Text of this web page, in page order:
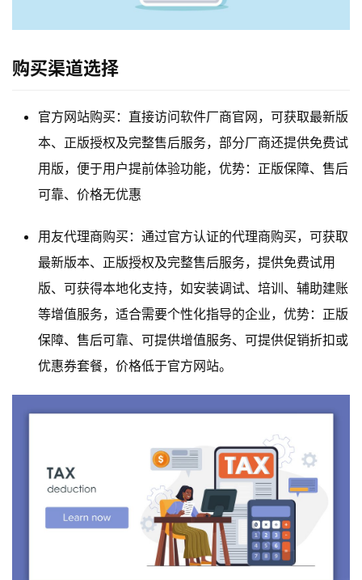
购买渠道选择
官方网站购买：直接访问软件厂商官网，可获取最新版
本、正版授权及完整售后服务，部分厂商还提供免费试
用版，便于用户提前体验功能，优势：正版保障、售后
可靠、价格无优惠
用友代理商购买：通过官方认证的代理商购买，可获取
最新版本、正版授权及完整售后服务，提供免费试用
版、可获得本地化支持，如安装调试、培训、辅助建账
等增值服务，适合需要个性化指导的企业，优势：正版
保障、售后可靠、可提供增值服务、可提供促销折扣或
优惠券套餐，价格低于官方网站。